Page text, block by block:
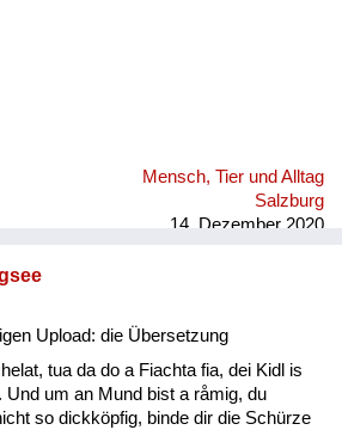
Mensch, Tier und Alltag
Salzburg
14. Dezember 2020
Upload: die Übersetzung
tua da do a Fiachta fia, dei Kidl is
um an Mund bist a råmig, du
so dickköpfig, binde dir die Schürze